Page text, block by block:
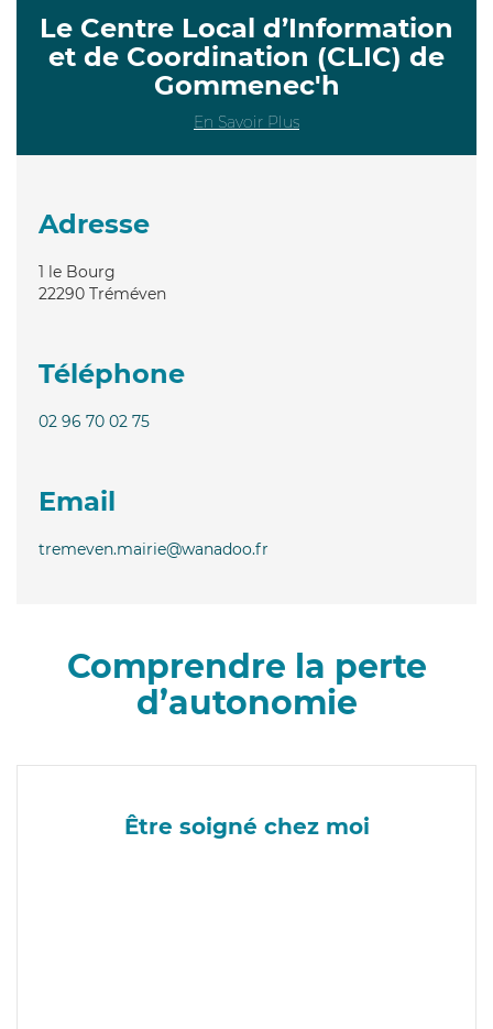
Le Centre Local d’Information
et de Coordination (CLIC) de
Gommenec'h
En Savoir Plus
Adresse
1 le Bourg
22290 Tréméven
Téléphone
02 96 70 02 75
Email
tremeven.mairie@wanadoo.fr
Comprendre la perte
d’autonomie
Être soigné chez moi